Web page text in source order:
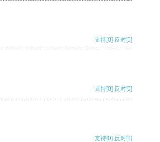
支持[0] 反对[0]
支持[0] 反对[0]
支持[0] 反对[0]